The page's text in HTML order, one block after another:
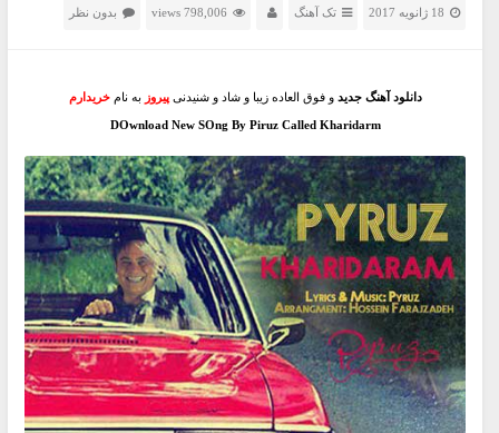
18 ژانویه 2017 تک آهنگ 798,006 views بدون نظر
دانلود آهنگ جدید و فوق العاده زیبا و شاد و شنیدنیپیروز به نام خریدارم
DOwnload New SOng By Piruz Called Kharidarm